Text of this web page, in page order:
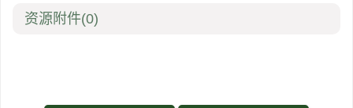
资源附件(0)